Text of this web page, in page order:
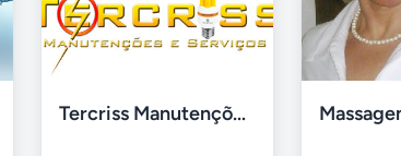
Tercriss Manutenções e Serviços